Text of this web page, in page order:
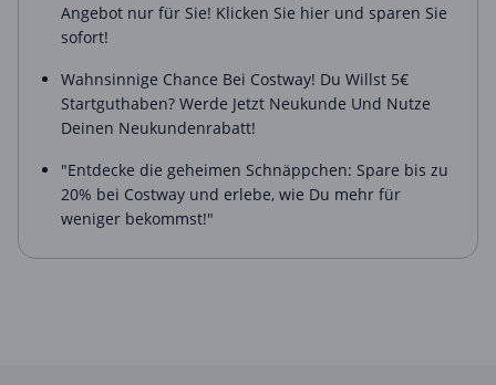
Angebot nur für Sie! Klicken Sie hier und sparen Sie
sofort!
Wahnsinnige Chance Bei Costway! Du Willst 5€
Startguthaben? Werde Jetzt Neukunde Und Nutze
Deinen Neukundenrabatt!
"Entdecke die geheimen Schnäppchen: Spare bis zu
20% bei Costway und erlebe, wie Du mehr für
weniger bekommst!"